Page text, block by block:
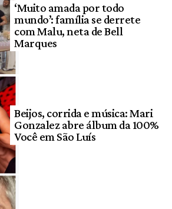
‘Muito amada por todo
mundo’: família se derrete
com Malu, neta de Bell
Marques
Beijos, corrida e música: Mari
Gonzalez abre álbum da 100%
Você em São Luís